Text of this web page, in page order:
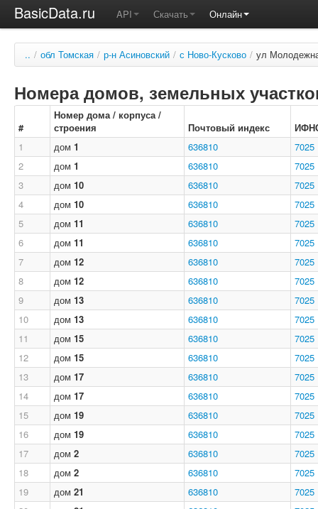
BasicData.ru API Скачать Онлайн
.. / обл Томская / р-н Асиновский / с Ново-Кусково / ул
Номера домов, земельных
#
Номер дома / корпуса /
строения
Почтовый индекс
1
дом 1 636810
7025
2
дом 1 636810
7025
3
дом 10 636810
7025
4
дом 10 636810
7025
5
дом 11 636810
7025
6
дом 11 636810
7025
7
дом 12 636810
7025
8
дом 12 636810
7025
9
дом 13 636810
7025
10
дом 13 636810
7025
11
дом 15 636810
7025
12
дом 15 636810
7025
13
дом 17 636810
7025
14
дом 17 636810
7025
15
дом 19 636810
7025
16
дом 19 636810
7025
17
дом 2 636810
7025
18
дом 2 636810
7025
19
дом 21 636810
7025